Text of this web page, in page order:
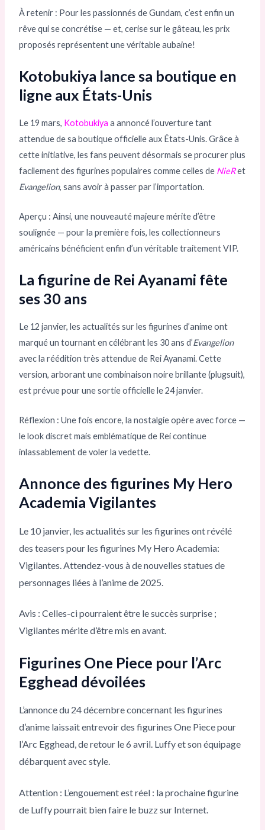
À retenir : Pour les passionnés de Gundam, c’est enfin un
rêve qui se concrétise — et, cerise sur le gâteau, les prix
proposés représentent une véritable aubaine!
Kotobukiya lance sa boutique en
ligne aux États-Unis
Le 19 mars, Kotobukiya a annoncé l’ouverture tant
attendue de sa boutique officielle aux États-Unis. Grâce à
cette initiative, les fans peuvent désormais se procurer plus
facilement des figurines populaires comme celles de NieRet
Evangelion, sans avoir à passer par l’importation.
Aperçu : Ainsi, une nouveauté majeure mérite d’être
soulignée — pour la première fois, les collectionneurs
américains bénéficient enfin d’un véritable traitement VIP.
La figurine de Rei Ayanami fête
ses 30 ans
Le 12 janvier, les actualités sur les figurines d’anime ont
marqué un tournant en célébrant les 30 ans d’Evangelion
avec la réédition très attendue de Rei Ayanami. Cette
version, arborant une combinaison noire brillante (plugsuit),
est prévue pour une sortie officielle le 24 janvier.
Réflexion : Une fois encore, la nostalgie opère avec force —
le look discret mais emblématique de Rei continue
inlassablement de voler la vedette.
Annonce des figurines My Hero
Academia Vigilantes
Le 10 janvier, les actualités sur les figurines ont révélé
des teasers pour les figurines My Hero Academia:
Vigilantes. Attendez-vous à de nouvelles statues de
personnages liées à l’anime de 2025.
Avis : Celles-ci pourraient être le succès surprise ;
Vigilantes mérite d’être mis en avant.
Figurines One Piece pour l’Arc
Egghead dévoilées
L’annonce du 24 décembre concernant les figurines
d’anime laissait entrevoir des figurines One Piece pour
l’Arc Egghead, de retour le 6 avril. Luffy et son équipage
débarquent avec style.
Attention : L’engouement est réel : la prochaine figurine
de Luffy pourrait bien faire le buzz sur Internet.